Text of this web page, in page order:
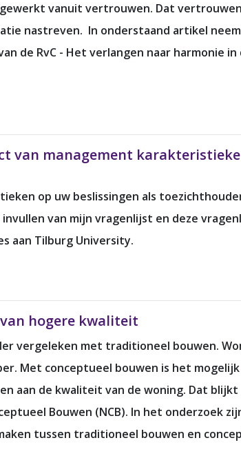
vanuit vertrouwen. Dat
nastreven. In onderstaand artikel
de RvC - Het verlangen naar harmonie
van management
op uw beslissingen als
van mijn vragenlijst en deze
aan Tilburg University.
hogere kwaliteit
vergeleken met traditioneel bouwen.
Met conceptueel bouwen is het
aan de kwaliteit van de woning. Dat
Bouwen (NCB). In het onderzoek
tussen traditioneel bouwen en